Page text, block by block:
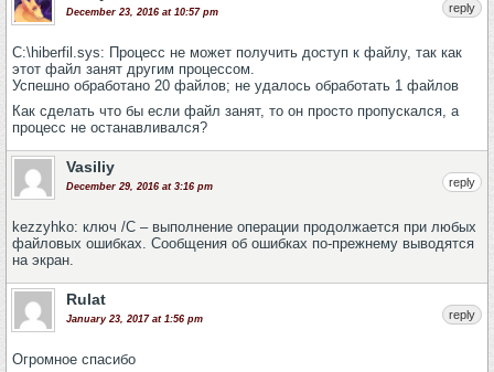
December 23, 2016 at 10:57 pm
C:\hiberfil.sys: Процесс не может получить доступ к файлу, так как
этот файл занят другим процессом.
Успешно обработано 20 файлов; не удалось обработать 1 файлов
Как сделать что бы если файл занят, то он просто пропускался, а
процесс не останавливался?
reply
Vasiliy
December 29, 2016 at 3:16 pm
kezzyhko: ключ /C – выполнение операции продолжается при любых
файловых ошибках. Сообщения об ошибках по-прежнему выводятся
на экран.
reply
Rulat
January 23, 2017 at 1:56 pm
Огромное спасибо
reply